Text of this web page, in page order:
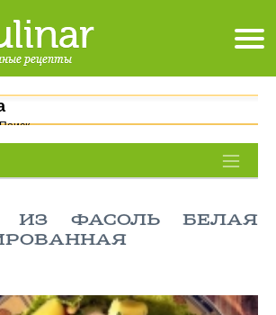
Поиск
ИЗ ФАСОЛЬ БЕЛАЯ